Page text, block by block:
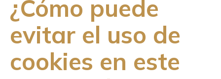
¿Cómo puede
evitar el uso de
cookies en este